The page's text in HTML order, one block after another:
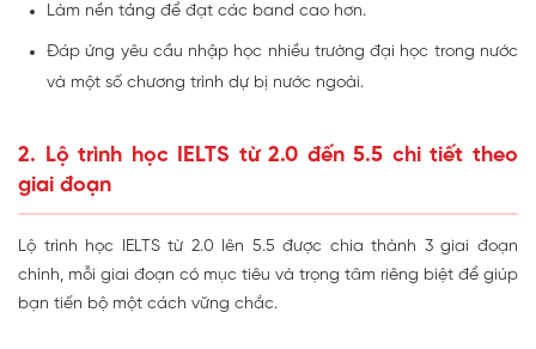
Làm nền tảng để đạt các band cao hơn.
Đáp ứng yêu cầu nhập học nhiều trường đại học trong nước
và một số chương trình dự bị nước ngoài.
2. Lộ trình học IELTS từ 2.0 đến 5.5 chi tiết theo
giai đoạn
Lộ trình học IELTS từ 2.0 lên 5.5 được chia thành 3 giai đoạn
chính, mỗi giai đoạn có mục tiêu và trọng tâm riêng biệt để giúp
bạn tiến bộ một cách vững chắc.